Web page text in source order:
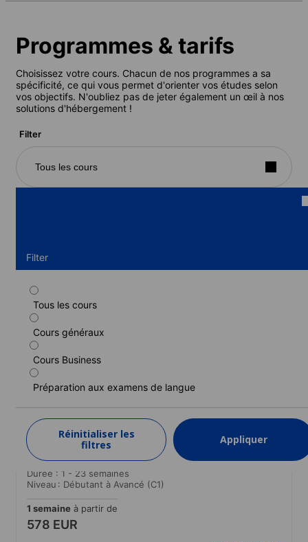
Programmes & tarifs
Choisissez votre cours. Chacun de nos programmes a sa
spécificité, ce qui vous permet d'orienter vos études selon
vos objectifs. N'oubliez pas de jeter également un œil à nos
solutions d'hébergement !
Filter
Tous les cours
Filter
Tous les cours
Cours généraux
Cours Business
Préparation aux examens de langue
Réinitialiser les
filtres
Appliquer
Cours standard
Durée : 1 - 12 semaines
Niveau : Débutant à Avancé (C1)
1 semaine
578 EUR
EN SAVOIR PLUS
Cours semi-intensif
Durée : 1 - 23 semaines
Niveau : Débutant à Avancé (C1)
1 semaine à partir de
578 EUR